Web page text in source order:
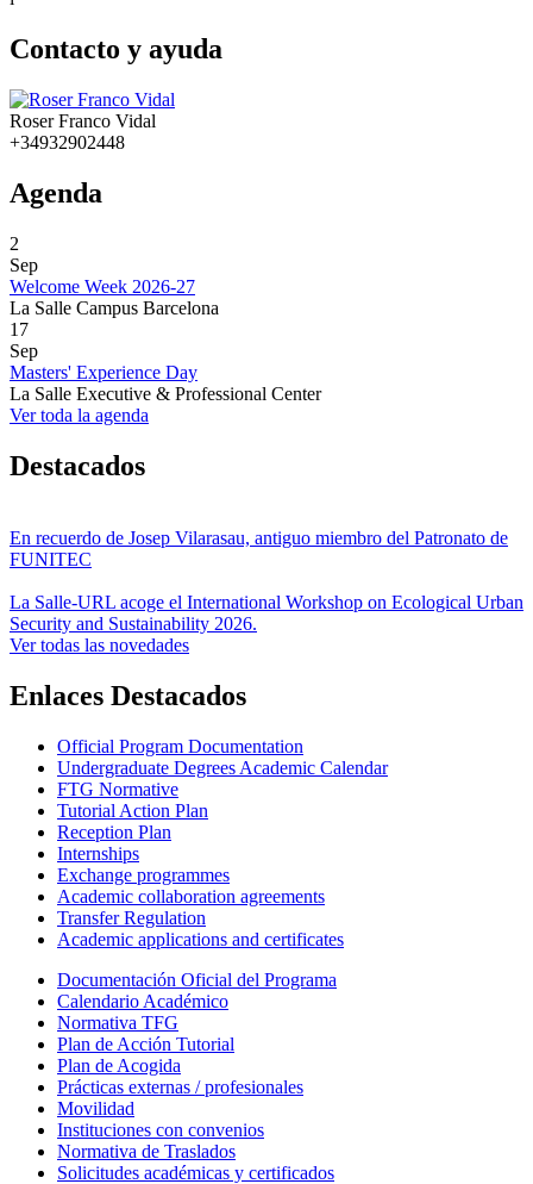
Contacto y ayuda
Roser Franco Vidal
+34932902448
Agenda
2
Sep
Welcome Week 2026-27
La Salle Campus Barcelona
17
Sep
Masters' Experience Day
La Salle Executive & Professional Center
Ver toda la agenda
Destacados
En recuerdo de Josep Vilarasau, antiguo miembro del Patronato de
FUNITEC
La Salle-URL acoge el International Workshop on Ecological Urban
Security and Sustainability 2026.
Ver todas las novedades
Enlaces Destacados
Official Program Documentation
Undergraduate Degrees Academic Calendar
FTG Normative
Tutorial Action Plan
Reception Plan
Internships
Exchange programmes
Academic collaboration agreements
Transfer Regulation
Academic applications and certificates
Documentación Oficial del Programa
Calendario Académico
Normativa TFG
Plan de Acción Tutorial
Plan de Acogida
Prácticas externas / profesionales
Movilidad
Instituciones con convenios
Normativa de Traslados
Solicitudes académicas y certificados